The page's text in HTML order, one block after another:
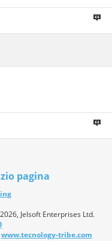
pagina
Jelsoft Enterprises Ltd.
www.tecnology-tribe.com